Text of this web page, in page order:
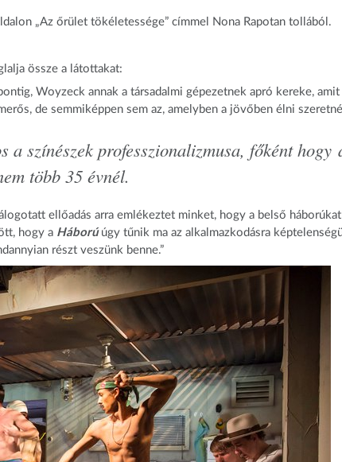
„Az őrület tökéletessége” címmel Nona Rapotan tollából.
össze a látottakat:
Woyzeck annak a társadalmi gépezetnek apró kereke, amit
de semmiképpen sem az, amelyben a jövőben élni
színészek professzionalizmusa, főként hogy
több 35 évnél.
ellőadás arra emlékeztet minket, hogy a belső háborúkat
hogy a Háborúúgy tűnik ma az alkalmazkodásra
részt veszünk benne.”